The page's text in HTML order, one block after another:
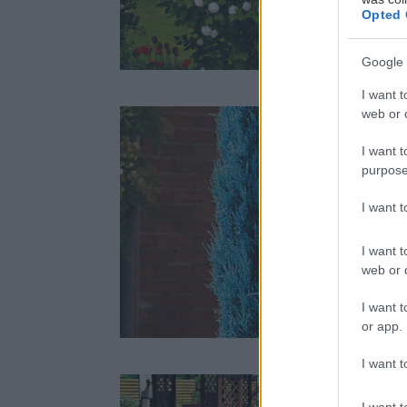
Opted
Google
I want
web or
I want
I want
I want
web or
I want
or app.
I want
Rastlina dňa